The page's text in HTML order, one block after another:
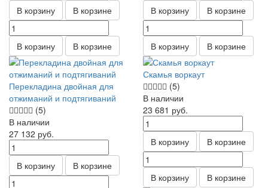
В корзину В корзине
В корзину В корзине
В корзину В корзине
В корзину В корзине
Перекладина двойная для
отжиманий и подтягиваний
(5)
В наличии
27 132 руб.
В корзину В корзине
Скамья воркаут
(5)
В наличии
23 681 руб.
В корзину В корзине
В корзину В корзине